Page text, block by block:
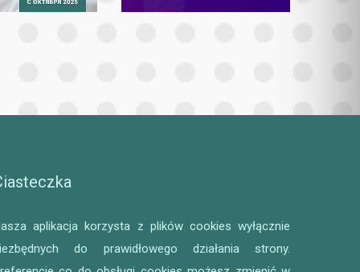
aplikacja korzysta z plików cookies wyłącznie
do prawidłowego działania strony.